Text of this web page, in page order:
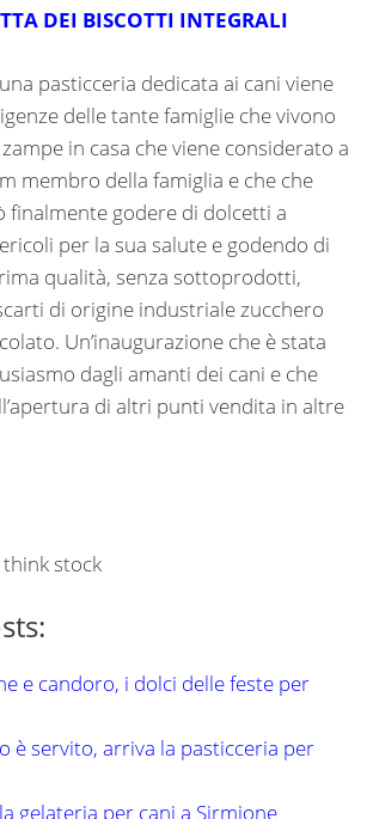
DEI BISCOTTI INTEGRALI
pasticceria dedicata ai cani viene
delle tante famiglie che vivono
in casa che viene considerato a
membro della famiglia e che che
godere di dolcetti a
per la sua salute e godendo di
qualità, senza sottoprodotti,
di origine industriale zucchero
Un’inaugurazione che è stata
dagli amanti dei cani e che
di altri punti vendita in altre
stock
e candoro, i dolci delle feste per
è servito, arriva la pasticceria per
gelateria per cani a Sirmione